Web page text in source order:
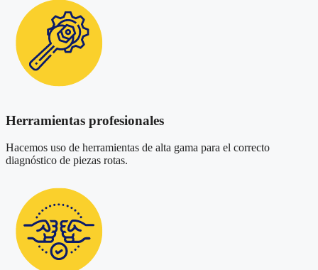
Herramientas profesionales
Hacemos uso de herramientas de alta gama para el correcto
diagnóstico de piezas rotas.